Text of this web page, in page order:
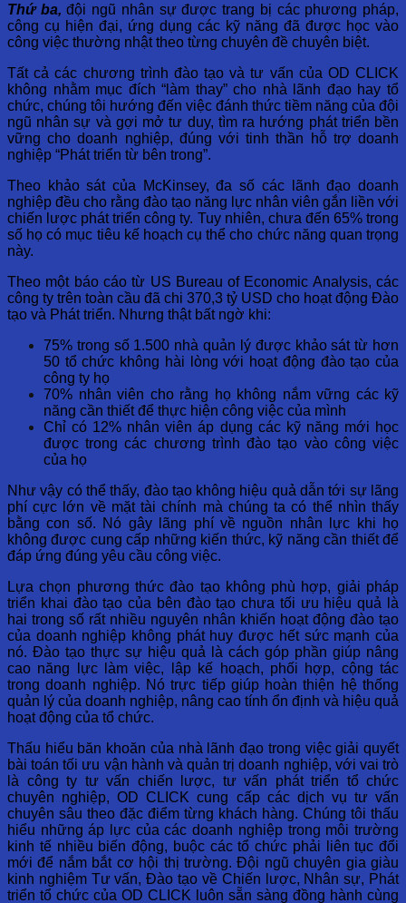
Thứ ba,đội ngũ nhân sự được trang bị các phương pháp,
công cụ hiện đại, ứng dụng các kỹ năng đã được học vào
công việc thường nhật theo từng chuyên đề chuyên biệt.
Tất cả các chương trình đào tạo và tư vấn của OD CLICK
không nhằm mục đích “làm thay” cho nhà lãnh đạo hay tổ
chức, chúng tôi hướng đến việc đánh thức tiềm năng của đội
ngũ nhân sự và gợi mở tư duy, tìm ra hướng phát triển bền
vững cho doanh nghiệp, đúng với tinh thần hỗ trợ doanh
nghiệp “Phát triển từ bên trong”.
Theo khảo sát của McKinsey, đa số các lãnh đạo doanh
nghiệp đều cho rằng đào tạo năng lực nhân viên gắn liền với
chiến lược phát triển công ty. Tuy nhiên, chưa đến 65% trong
số họ có mục tiêu kế hoạch cụ thể cho chức năng quan trọng
này.
Theo một báo cáo từ US Bureau of Economic Analysis, các
công ty trên toàn cầu đã chi 370,3 tỷ USD cho hoạt động Đào
tạo và Phát triển. Nhưng thật bất ngờ khi:
75% trong số 1.500 nhà quản lý được khảo sát từ hơn
50 tổ chức không hài lòng với hoạt động đào tạo của
công ty họ
70% nhân viên cho rằng họ không nắm vững các kỹ
năng cần thiết để thực hiện công việc của mình
Chỉ có 12% nhân viên áp dụng các kỹ năng mới học
được trong các chương trình đào tạo vào công việc
của họ
Như vậy có thể thấy, đào tạo không hiệu quả dẫn tới sự lãng
phí cực lớn về mặt tài chính mà chúng ta có thể nhìn thấy
bằng con số. Nó gây lãng phí về nguồn nhân lực khi họ
không được cung cấp những kiến thức, kỹ năng cần thiết để
đáp ứng đúng yêu cầu công việc.
Lựa chọn phương thức đào tạo không phù hợp, giải pháp
triển khai đào tạo của bên đào tạo chưa tối ưu hiệu quả là
hai trong số rất nhiều nguyên nhân khiến hoạt động đào tạo
của doanh nghiệp không phát huy được hết sức mạnh của
nó. Đào tạo thực sự hiệu quả là cách góp phần giúp nâng
cao năng lực làm việc, lập kế hoạch, phối hợp, cộng tác
trong doanh nghiệp. Nó trực tiếp giúp hoàn thiện hệ thống
quản lý của doanh nghiệp, nâng cao tính ổn định và hiệu quả
hoạt động của tổ chức.
Thấu hiểu băn khoăn của nhà lãnh đạo trong việc giải quyết
bài toán tối ưu vận hành và quản trị doanh nghiệp, với vai trò
là công ty tư vấn chiến lược, tư vấn phát triển tổ chức
chuyên nghiệp, OD CLICK cung cấp các dịch vụ tư vấn
chuyên sâu theo đặc điểm từng khách hàng. Chúng tôi thấu
hiểu những áp lực của các doanh nghiệp trong môi trường
kinh tế nhiều biến động, buộc các tổ chức phải liên tục đổi
mới để nắm bắt cơ hội thị trường. Đội ngũ chuyên gia giàu
kinh nghiệm Tư vấn, Đào tạo về Chiến lược, Nhân sự, Phát
triển tổ chức của OD CLICK luôn sẵn sàng đồng hành cùng